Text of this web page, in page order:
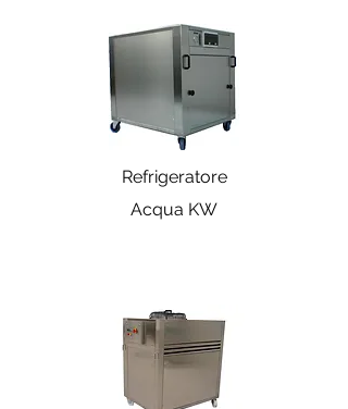
Refrigeratore
Acqua KW